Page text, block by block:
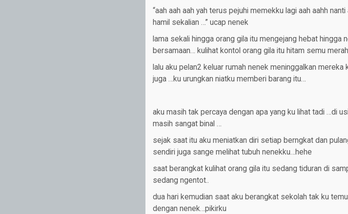
“aah aah aah yah terus pejuhi memekku lagi aah aahh
hamil sekalian …” ucap nenek
lama sekali hingga orang gila itu mengejang hebat
bersamaan… kulihat kontol orang gila itu hitam semu
lalu aku pelan2 keluar rumah nenek meninggalkan
juga …ku urungkan niatku memberi barang itu…
aku masih tak percaya dengan apa yang ku lihat tadi …di
masih sangat binal …
sejak saat itu aku meniatkan diri setiap berngkat dan
sendiri juga sange melihat tubuh nenekku…hehe
saat berangkat kulihat orang gila itu sedang tiduran di
sedang ngentot..
dua hari kemudian saat aku berangkat sekolah tak ku
dengan nenek…pikirku